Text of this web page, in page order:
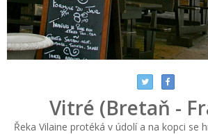
Vitré (Bretaň -
Řeka Vilaine protéká v údolí a na kopci se